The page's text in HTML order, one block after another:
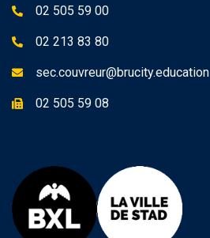
02 505 59 00
02 213 83 80
sec.couvreur@brucity.education
02 505 59 08